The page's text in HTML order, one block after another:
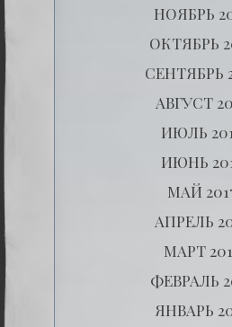
НОЯБРЬ
ОКТЯБРЬ
СЕНТЯБРЬ
АВГУСТ
ИЮЛЬ
ИЮНЬ
МАЙ
АПРЕЛЬ
МАРТ
ФЕВРАЛЬ
ЯНВАРЬ